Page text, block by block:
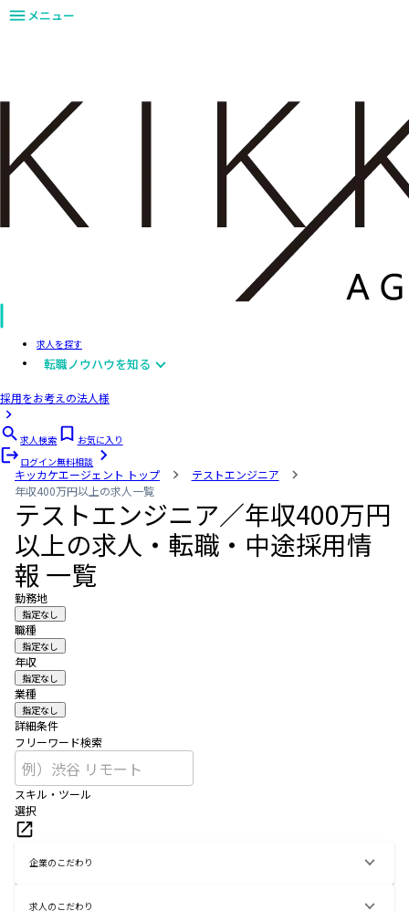
メニュー
求人を探す
転職ノウハウを知る
採用をお考えの法人様
求人検索
お気に入り
ログイン無料相談
キッカケエージェント トップ
テストエンジニア
年収400万円以上の求人一覧
テストエンジニア／年収400万円
以上の求人・転職・中途採用情
報 一覧
勤務地
指定なし
職種
指定なし
年収
指定なし
業種
指定なし
詳細条件
フリーワード検索
スキル・ツール
選択
企業のこだわり
求人のこだわり